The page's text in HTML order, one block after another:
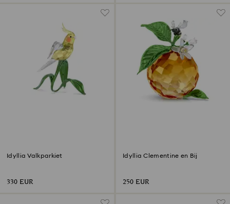
Idyllia Valkparkiet
330 EUR
Idyllia Clementine en Bij
250 EUR